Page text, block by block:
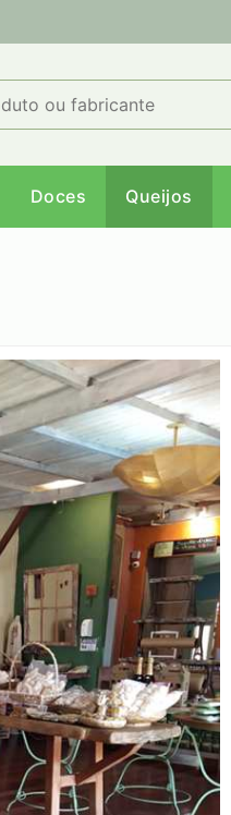
Doces Queijos